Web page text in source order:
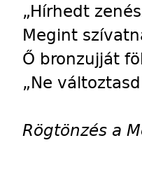
„Hírhedt
Megint
Ő bronzujját
„Ne
Rögtönzés a